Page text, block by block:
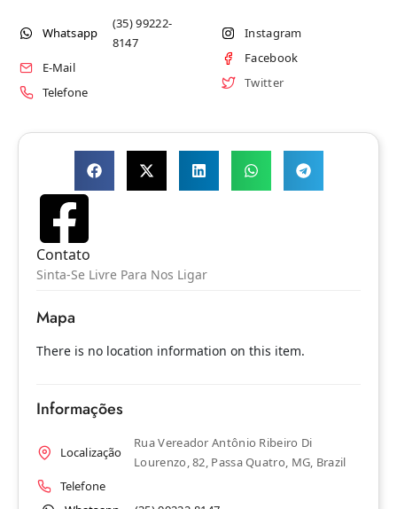
Whatsapp
(35) 99222-
8147
E-Mail
Telefone
Instagram
Facebook
Twitter
Contato
Sinta-Se Livre Para Nos Ligar
Mapa
There is no location information on this item.
Informações
Localização
Rua Vereador Antônio Ribeiro Di
Lourenzo, 82, Passa Quatro, MG, Brazil
Telefone